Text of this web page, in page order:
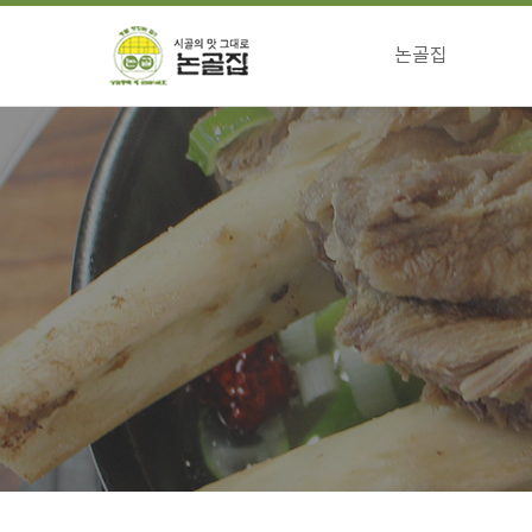
논골집
걸어온길
전통의맛 특징
향하는길